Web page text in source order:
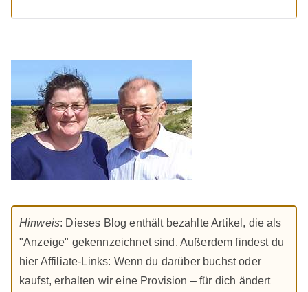
Hinweis: Dieses Blog enthält bezahlte Artikel, die als
"Anzeige" gekennzeichnet sind. Außerdem findest du
hier Affiliate-Links: Wenn du darüber buchst oder
kaufst, erhalten wir eine Provision – für dich ändert